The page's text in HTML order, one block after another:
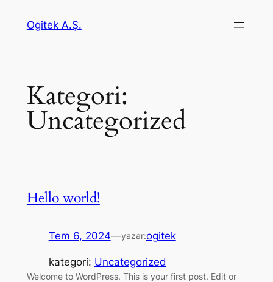
Ogitek A.Ş.
Kategori:
Uncategorized
Hello world!
Tem 6, 2024—yazar:ogitek
kategori: Uncategorized
Welcome to WordPress. This is your first post. Edit or